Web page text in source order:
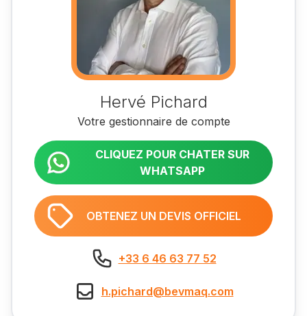
Hervé Pichard
Votre gestionnaire de compte
CLIQUEZ POUR CHATER SUR
WHATSAPP
OBTENEZ UN DEVIS OFFICIEL
+33 6 46 63 77 52
h.pichard@bevmaq.com